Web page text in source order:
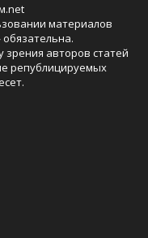
материалов
обязательна.
зрения авторов статей
републицируемых